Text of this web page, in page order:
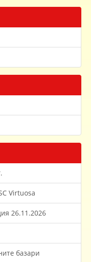
Virtuosa
26.11.2026
базари